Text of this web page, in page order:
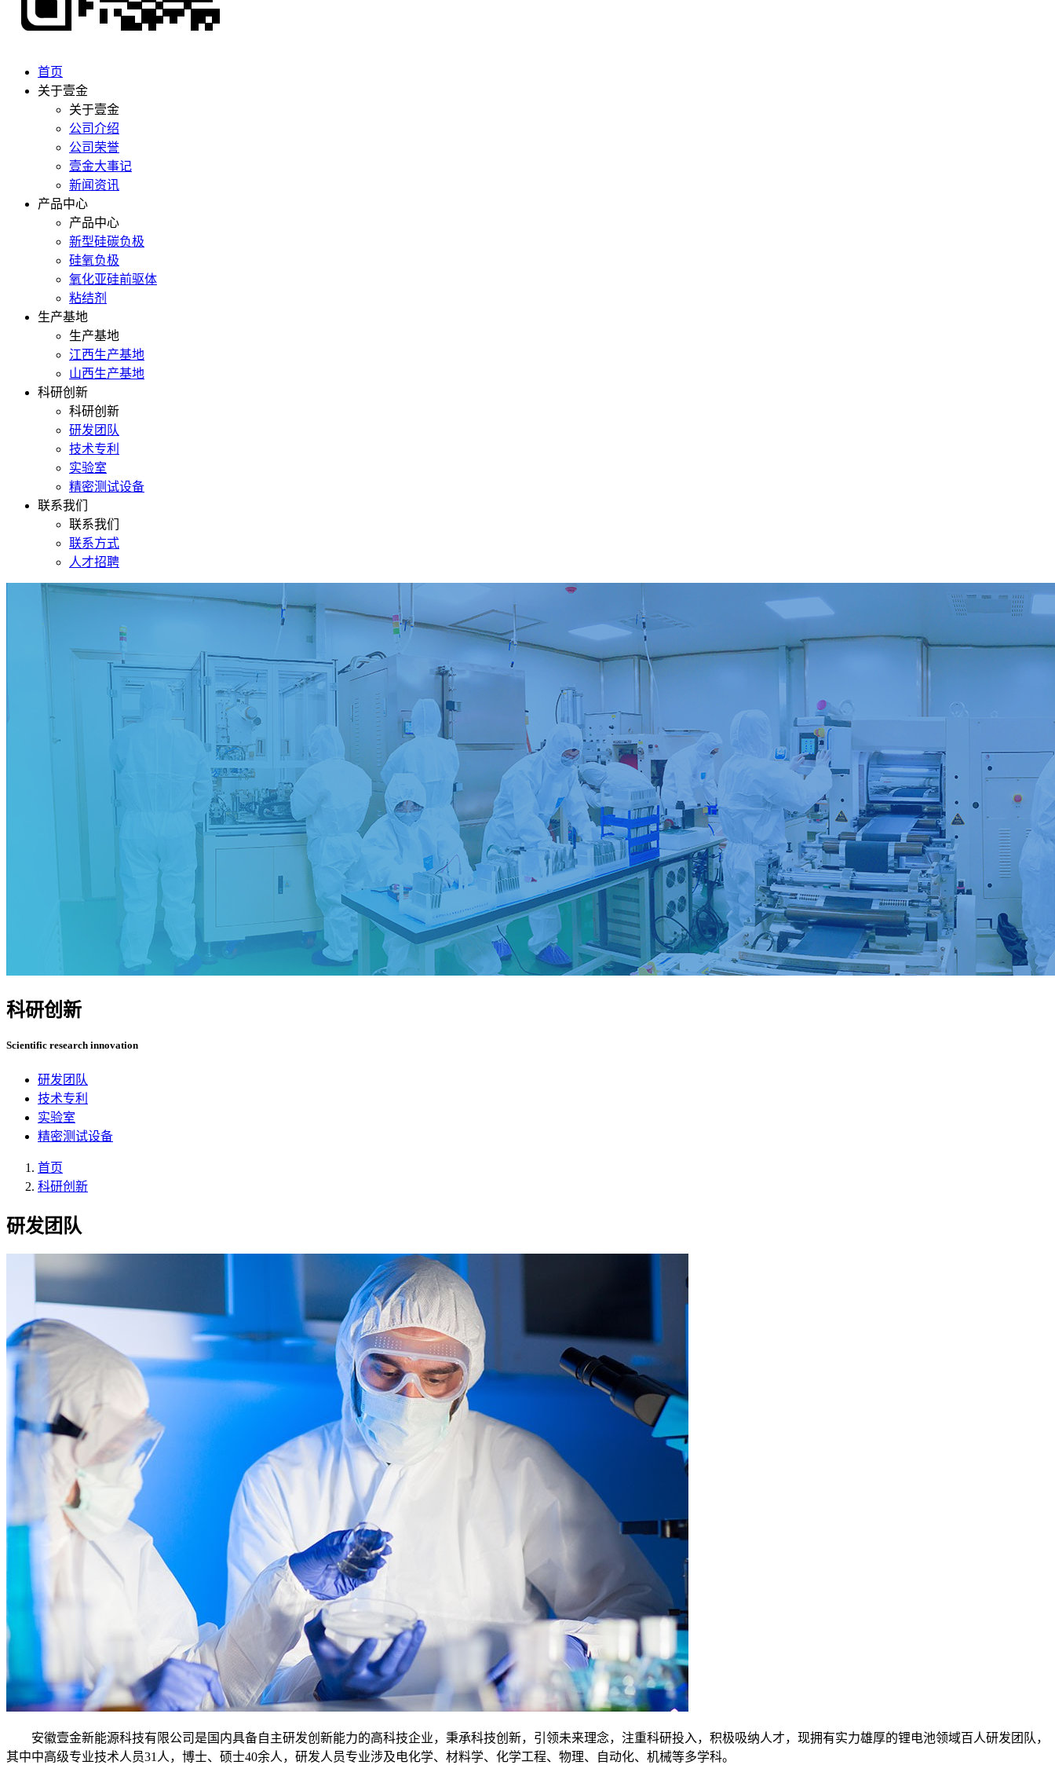
首页
关于壹金
关于壹金
公司介绍
公司荣誉
壹金大事记
新闻资讯
产品中心
产品中心
新型硅碳负极
硅氧负极
氧化亚硅前驱体
粘结剂
生产基地
生产基地
江西生产基地
山西生产基地
科研创新
科研创新
研发团队
技术专利
实验室
精密测试设备
联系我们
联系我们
联系方式
人才招聘
科研创新
Scientific research innovation
研发团队
技术专利
实验室
精密测试设备
首页
科研创新
研发团队
安徽壹金新能源科技有限公司是国内具备自主研发创新能力的高科技企业，秉承科技创新，引领未来理念，注重科研投入，积极吸纳人才，现拥有实力雄厚的锂电池领域百人研发团队，
其中中高级专业技术人员31人，博士、硕士40余人，研发人员专业涉及电化学、材料学、化学工程、物理、自动化、机械等多学科。